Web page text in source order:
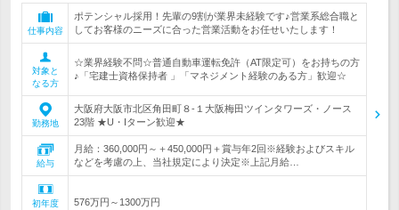
仕事内容
ポテンシャル採用！先輩の9割が業界未経験です♪営業系総合職と
してお客様のニーズに合った営業活動をお任せいたします！
対象と
なる方
☆業界経験不問☆普通自動車運転免許（AT限定可）をお持ちの方
♪「宅建士資格保持者 」「マネジメント経験のある方」歓迎☆
勤務地
大阪府大阪市北区角田町８-１大阪梅田ツインタワーズ・ノース
23階 ★U・Iターン歓迎★
給与
月給：360,000円～＋450,000円＋賞与年2回※経験およびスキル
などを考慮の上、当社規定により決定※上記月給…
初年度
576万円～1300万円